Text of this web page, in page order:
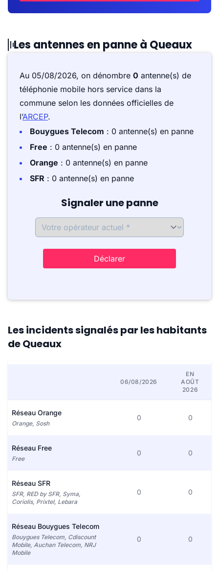
Les antennes en panne à Queaux
Au 05/08/2026, on dénombre 0 antenne(s) de
téléphonie mobile hors service dans la
commune selon les données officielles de
l’ARCEP.
Bouygues Telecom : 0 antenne(s) en panne
Free : 0 antenne(s) en panne
Orange : 0 antenne(s) en panne
SFR : 0 antenne(s) en panne
Signaler une panne
Déclarer
Les incidents signalés par les habitants
de Queaux
06/08/2026
EN
AOÛT
2026
Réseau Orange
Orange, Sosh
0 0
Réseau Free
Free
0 0
Réseau SFR
SFR, RED by SFR, Syma,
Coriolis, Prixtel, Lebara
0 0
Réseau Bouygues Telecom
Bouygues Telecom, Cdiscount
Mobile, Auchan Telecom, NRJ
Mobile
0 0